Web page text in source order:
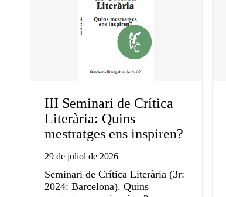
III Seminari de Crítica
Literària: Quins
mestratges ens inspiren?
29 de juliol de 2026
Seminari de Crítica Literària (3r:
2024: Barcelona). Quins